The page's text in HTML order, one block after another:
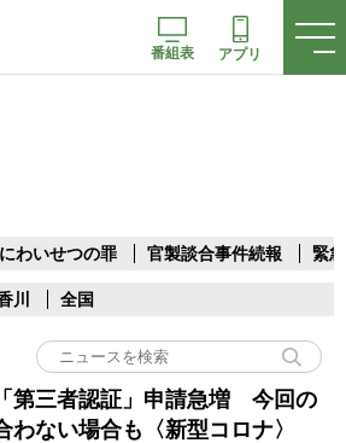
番組表 アプリ
わいせつの罪 官製談合事件続報 緊
川 全国
第三者認証」申請急増 今回の
わない場合も〈新型コロナ〉